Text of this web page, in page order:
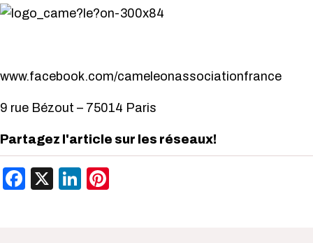
www.facebook.com/cameleonassociationfrance
9 rue Bézout – 75014 Paris
Partagez l'article sur les réseaux!
Facebook
X LinkedIn